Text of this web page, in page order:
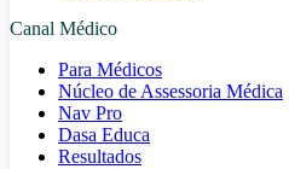
Canal Médico
Para Médicos
Núcleo de Assessoria Médica
Nav Pro
Dasa Educa
Resultados